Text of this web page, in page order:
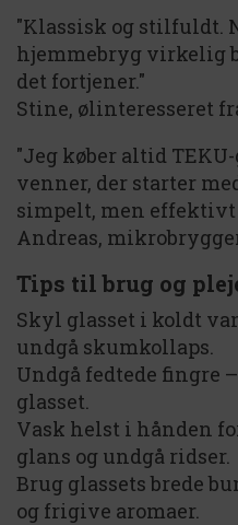
"Klassisk og stilfuldt.
hjemmebryg virkelig
det fortjener."
Stine, ølinteresseret
"Jeg køber altid
venner, der starter
simpelt, men
Andreas,
Tips til brug og
Skyl glasset i koldt
undgå skumkollaps.
Undgå fedtede fingre
glasset.
Vask helst i hånden
glans og undgå ridser.
Brug glassets brede
og frigive aromaer.